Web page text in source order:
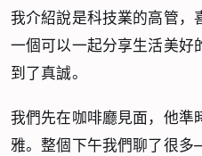
我介紹說是科技業的高管，
一個可以一起分享生活美好
到了真誠。
我們先在咖啡廳見面，他準
雅。整個下午我們聊了很